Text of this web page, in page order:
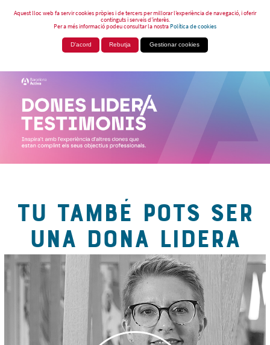
Aquest lloc web fa servir cookies pròpies i de tercers per millorar l’experiència de navegació, i oferir
continguts i serveis d’interès.
Per a més informació podeu consultar la nostraPolítica de cookies
D'acord Rebutja Gestionar cookies
TU TAMBÉ POTS SER
UNA DONA LIDERA